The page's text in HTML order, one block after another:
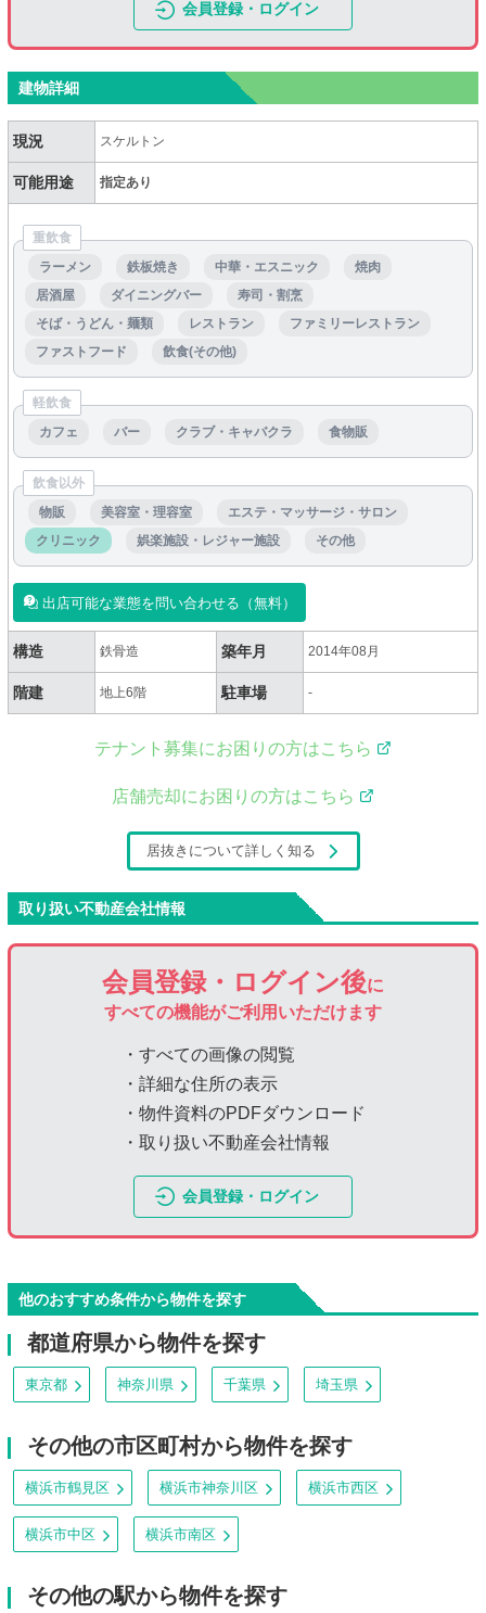
会員登録・ログイン
建物詳細
現況 スケルトン
可能用途 指定あり
重飲食
ラーメン
鉄板焼き 中華・エスニック
焼肉
居酒屋
ダイニングバー
寿司・割烹
そば・うどん・麺類
レストラン
ファミリーレストラン
ファストフード
飲食(その他)
軽飲食
カフェ
バー クラブ・キャバクラ 食物販
飲食以外
物販
美容室・理容室
エステ・マッサージ・サロン
クリニック
娯楽施設・レジャー施設 その他
出店可能な業態を問い合わせる（無料）
構造 鉄骨造 築年月 2014年08月
階建 地上6階 駐車場 -
テナント募集にお困りの方はこちら
店舗売却にお困りの方はこちら
居抜きについて詳しく知る
取り扱い不動産会社情報
会員登録・ログイン後に
すべての機能がご利用いただけます
・すべての画像の閲覧
・詳細な住所の表示
・物件資料のPDFダウンロード
・取り扱い不動産会社情報
会員登録・ログイン
他のおすすめ条件から物件を探す
都道府県から物件を探す
東京都 神奈川県 千葉県 埼玉県
その他の市区町村から物件を探す
横浜市鶴見区 横浜市神奈川区 横浜市西区
横浜市中区 横浜市南区
その他の駅から物件を探す